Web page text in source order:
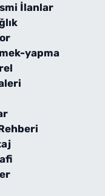
İlanlar
yapma